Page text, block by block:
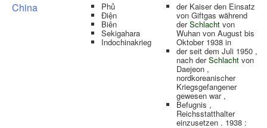
China Phủ
Điện
Biên
Sekigahara
Indochinakrieg
der Kaiser den Einsatz
von Giftgas während
derSchlacht von
Wuhan von August bis
Oktober 1938 in
der seit dem Juli 1950 ,
nach derSchlacht von
Daejeon ,
nordkoreanischer
Kriegsgefangener
gewesen war ,
Befugnis ,
Reichsstatthalter
einzusetzen . 1938 :